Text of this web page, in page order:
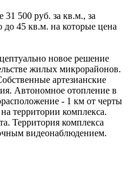
500 руб. за кв.м., за
45 кв.м. на которые цена
новое решение
жилых микрорайонов.
артезианские
Автономное отопление в
- 1 км от черты
территории комплекса.
Территория комплекса
видеонаблюдением.